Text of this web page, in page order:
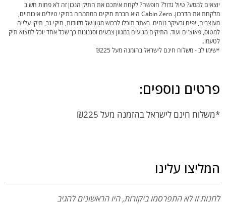
יוצאים למסע? טיול גדול? חופשה? לקחת איתכם את התיק הנכון זה לא פחות חשוב
מלקחת את הדרכון. Cabin Zero היא חברת תיקים המתמחה בתיקי טיולים איכותיים,
מעוצבים, יפים ובעיקר נוחים. באתר תוכלו לרכוש מגוון של מזוודות, תיקי גב, תיקי עלייה
למטוס, פאוצ'ים ועוד. התיקים מגיעים במגוון צבעים וסגנונות כך שכל אחד יוכל למצוא תיק
לטעמו.
*שימו לב - משלוח חינם לישראל בהזמנה מעל ₪‌225
פרטים נוספים:
*משלוח חינם לישראל בהזמנה מעל ₪‌225
המליצו עלינו
לחנות זו לא התפרסמו ביקורות, היו הראשונים להגיב